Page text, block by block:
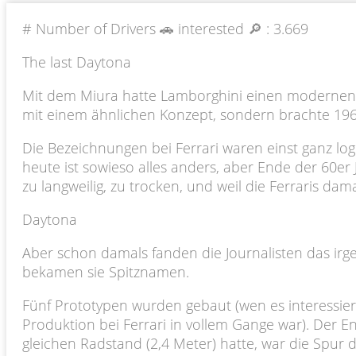
# Number of Drivers 🚗 interested 🔎 : 3.669
The last Daytona
Mit dem Miura hatte Lamborghini einen
mit einem ähnlichen Konzept, sondern brachte
Die Bezeichnungen bei Ferrari waren einst ganz
heute ist sowieso alles anders, aber Ende der
zu langweilig, zu trocken, und weil die Ferraris
Daytona
Aber schon damals fanden die Journalisten das
bekamen sie Spitznamen.
Fünf Prototypen wurden gebaut (wen es
Produktion bei Ferrari in vollem Gange war). Der
gleichen Radstand (2,4 Meter) hatte, war die